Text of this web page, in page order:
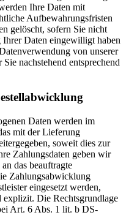
Ihre Daten mit
Aufbewahrungsfristen
gelöscht, sofern Sie nicht
Daten eingewilligt haben
von unserer
nachstehend entsprechend
Daten werden im
mit der Lieferung
soweit dies zur
Zahlungsdaten geben wir
das beauftragte
Zahlungsabwicklung
eingesetzt werden,
Die Rechtsgrundlage
Art. 6 Abs. 1 lit. b DS-